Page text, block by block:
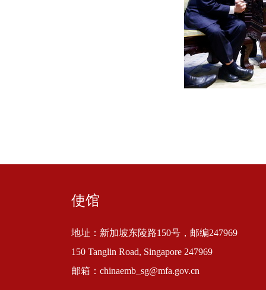
使馆
地址：新加坡东陵路150号，邮编247969
150 Tanglin Road, Singapore 247969
邮箱：chinaemb_sg@mfa.gov.cn